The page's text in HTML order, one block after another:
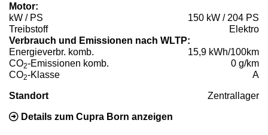
Motor:
kW / PS
150 kW / 204 PS
Treibstoff
Elektro
Verbrauch und Emissionen nach WLTP:
Energieverbr. komb.
15,9 kWh/100km
CO2-Emissionen komb.
0 g/km
CO2-Klasse A
Standort Zentrallager
Details zum Cupra Born anzeigen